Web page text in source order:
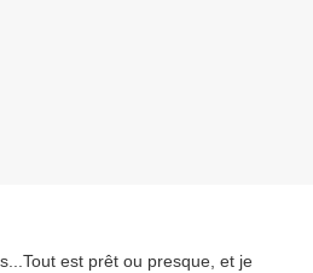
est prêt ou presque, et je